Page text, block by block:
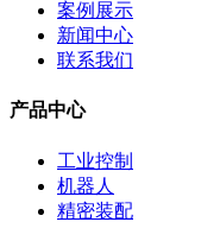
案例展示
新闻中心
联系我们
产品中心
工业控制
机器人
精密装配